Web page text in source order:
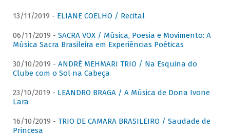
13/11/2019 - ELIANE COELHO / Recital
06/11/2019 - SACRA VOX / Música, Poesia e Movimento: A
Música Sacra Brasileira em Experiências Poéticas
30/10/2019 - ANDRÉ MEHMARI TRIO / Na Esquina do
Clube com o Sol na Cabeça
23/10/2019 - LEANDRO BRAGA / A Música de Dona Ivone
Lara
16/10/2019 - TRIO DE CAMARA BRASILEIRO / Saudade de
Princesa